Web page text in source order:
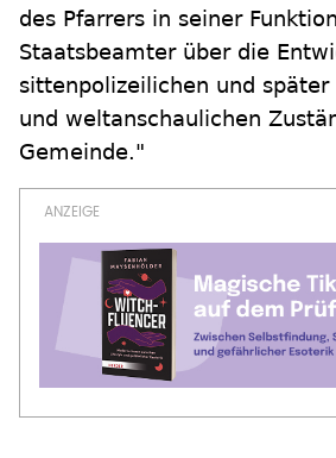
des Pfarrers in seiner
Staatsbeamter über die
sittenpolizeilichen und
und weltanschaulichen
Gemeinde."